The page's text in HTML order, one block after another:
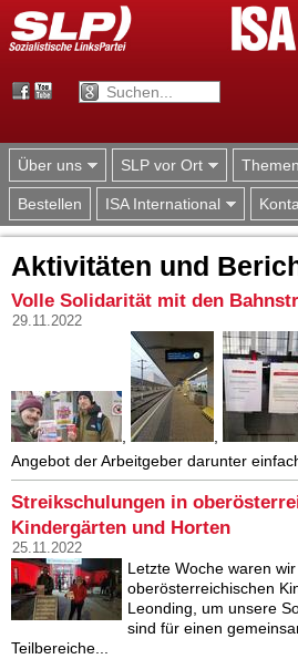
Jump to
Über uns SLP vor Ort Themen
Bestellen ISA International
Aktivitäten und
Volle Solidarität mit den
29.11.2022
, ,
Angebot der Arbeitgeber darunter
Streikschulungen in
Kindergärten und Horten
25.11.2022
Letzte Woche waren
oberösterreichischen
Leonding, um unsere
sind für einen
Teilbereiche...